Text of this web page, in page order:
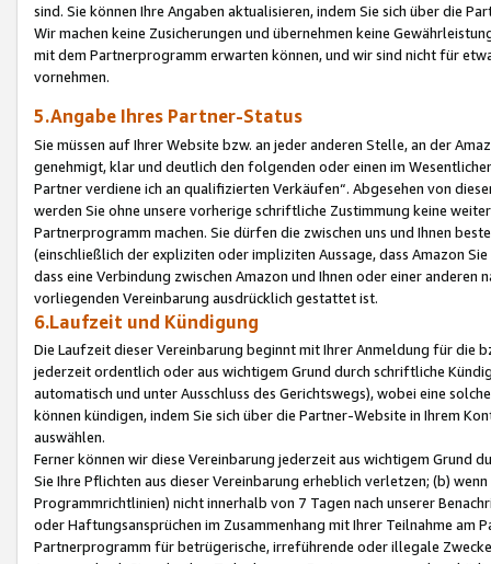
sind. Sie können Ihre Angaben aktualisieren, indem Sie sich über die
Wir machen keine Zusicherungen und übernehmen keine
mit dem Partnerprogramm erwarten können, und wir sind nicht für
vornehmen.
5.Angabe Ihres Partner-Status
Sie müssen auf Ihrer Website bzw. an jeder anderen Stelle, an der
genehmigt, klar und deutlich den folgenden oder einen im
Partner verdiene ich an qualifizierten Verkäufen“. Abgesehen von
werden Sie ohne unsere vorherige schriftliche Zustimmung keine
Partnerprogramm machen. Sie dürfen die zwischen uns und Ihnen
(einschließlich der expliziten oder impliziten Aussage, dass Amazon
dass eine Verbindung zwischen Amazon und Ihnen oder einer
vorliegenden Vereinbarung ausdrücklich gestattet ist.
6.Laufzeit und Kündigung
Die Laufzeit dieser Vereinbarung beginnt mit Ihrer Anmeldung für die
jederzeit ordentlich oder aus wichtigem Grund durch schriftliche
automatisch und unter Ausschluss des Gerichtswegs), wobei eine
können kündigen, indem Sie sich über die Partner-Website in Ihrem
auswählen.
Ferner können wir diese Vereinbarung jederzeit aus wichtigem Grund
Sie Ihre Pflichten aus dieser Vereinbarung erheblich verletzen; (b)
Programmrichtlinien) nicht innerhalb von 7 Tagen nach unserer
oder Haftungsansprüchen im Zusammenhang mit Ihrer Teilnahme am
Partnerprogramm für betrügerische, irreführende oder illegale